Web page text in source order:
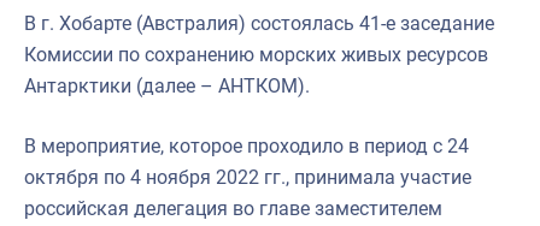
В г. Хобарте (Австралия) состоялась 41-е заседание
Комиссии по сохранению морских живых ресурсов
Антарктики (далее – АНТКОМ).
В мероприятие, которое проходило в период с 24
октября по 4 ноября 2022 гг., принимала участие
российская делегация во главе заместителем